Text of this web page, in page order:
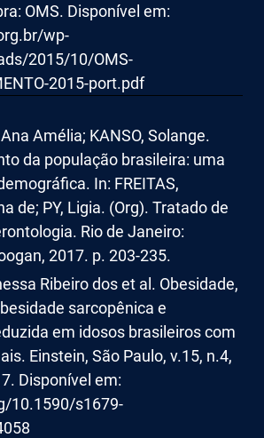
OMS. Disponível em:
wp-
2015/10/OMS-
2015-port.pdf
Amélia; KANSO, Solange.
da população brasileira: uma
In: FREITAS,
de; PY, Ligia. (Org). Tratado de
Rio de Janeiro:
2017. p. 203-235.
Ribeiro dos et al. Obesidade,
sarcopênica e
em idosos brasileiros com
Einstein, São Paulo, v.15, n.4,
Disponível em:
10.1590/s1679-